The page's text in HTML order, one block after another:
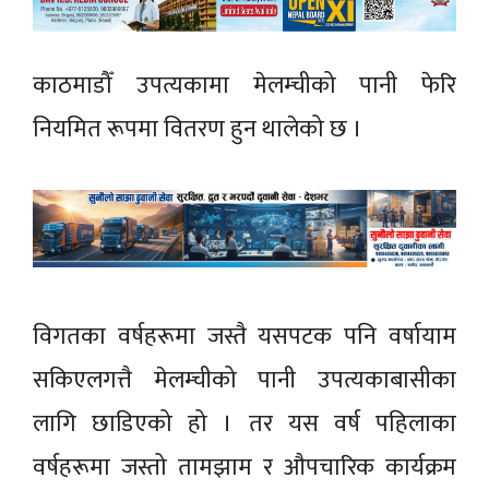
काठमाडौँ उपत्यकामा मेलम्चीको पानी फेरि
नियमित रूपमा वितरण हुन थालेको छ ।
विगतका वर्षहरूमा जस्तै यसपटक पनि वर्षायाम
सकिएलगत्तै मेलम्चीको पानी उपत्यकाबासीका
लागि छाडिएको हो । तर यस वर्ष पहिलाका
वर्षहरूमा जस्तो तामझाम र औपचारिक कार्यक्रम